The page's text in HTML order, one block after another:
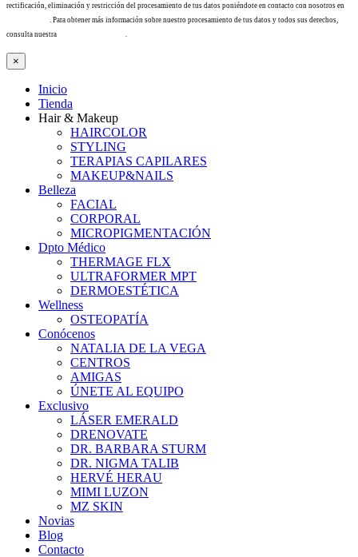
rectificación, eliminación y restricción del procesamiento de tus datos poniéndote en contacto con nosotros en
. Para obtener más información sobre nuestro procesamiento de tus datos y todos sus derechos,
consulta nuestra
×
Inicio
Tienda
Hair & Makeup
HAIRCOLOR
STYLING
TERAPIAS CAPILARES
MAKEUP&NAILS
Belleza
FACIAL
CORPORAL
MICROPIGMENTACIÓN
Dpto Médico
THERMAGE FLX
ULTRAFORMER MPT
DERMOESTÉTICA
Wellness
OSTEOPATÍA
Conócenos
NATALIA DE LA VEGA
CENTROS
AMIGAS
ÚNETE AL EQUIPO
Exclusivo
LÁSER EMERALD
DRENOVATE
DR. BARBARA STURM
DR. NIGMA TALIB
HERVÉ HERAU
MIMI LUZON
MZ SKIN
Novias
Blog
Contacto